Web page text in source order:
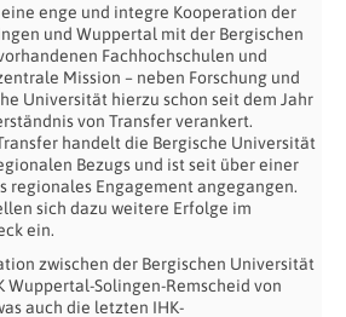
enge und integre Kooperation der
und Wuppertal mit der Bergischen
Fachhochschulen und
Mission – neben Forschung und
Universität hierzu schon seit dem Jahr
von Transfer verankert.
handelt die Bergische Universität
Bezugs und ist seit über einer
regionales Engagement angegangen.
sich dazu weitere Erfolge im
ein.
zwischen der Bergischen Universität
Wuppertal-Solingen-Remscheid von
auch die letzten IHK-